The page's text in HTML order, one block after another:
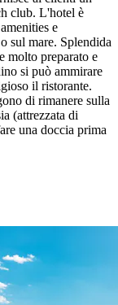
club. L'hotel è
e
sul mare. Splendida
molto preparato e
si può ammirare
il ristorante.
di rimanere sulla
(attrezzata di
una doccia prima